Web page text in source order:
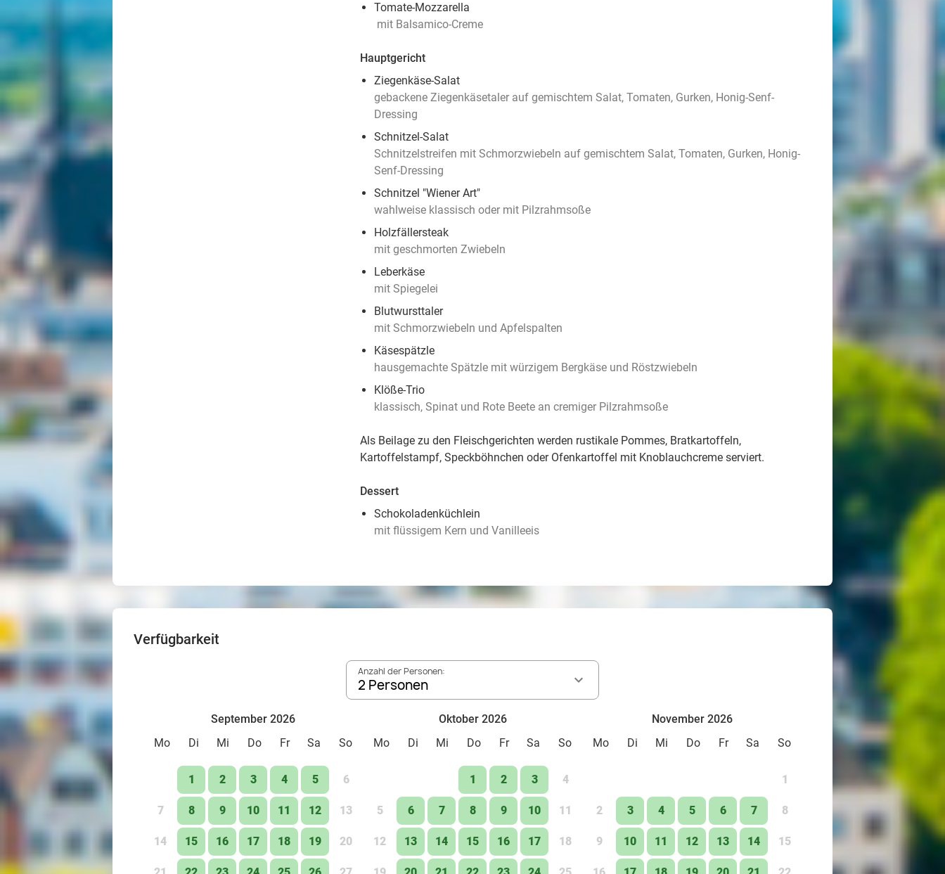
Tomate-Mozzarella
mit Balsamico-Creme
Hauptgericht
Ziegenkäse-Salat
gebackene Ziegenkäsetaler auf gemischtem Salat, Tomaten, Gurken, Honig-Senf-
Dressing
Schnitzel-Salat
Schnitzelstreifen mit Schmorzwiebeln auf gemischtem Salat, Tomaten, Gurken, Honig-
Senf-Dressing
Schnitzel "Wiener Art"
wahlweise klassisch oder mit Pilzrahmsoße
Holzfällersteak
mit geschmorten Zwiebeln
Leberkäse
mit Spiegelei
Blutwursttaler
mit Schmorzwiebeln und Apfelspalten
Käsespätzle
hausgemachte Spätzle mit würzigem Bergkäse und Röstzwiebeln
Klöße-Trio
klassisch, Spinat und Rote Beete an cremiger Pilzrahmsoße
Als Beilage zu den Fleischgerichten werden rustikale Pommes, Bratkartoffeln,
Kartoffelstampf, Speckböhnchen oder Ofenkartoffel mit Knoblauchcreme serviert.
Dessert
Schokoladenküchlein
mit flüssigem Kern und Vanilleeis
Verfügbarkeit
Anzahl der Personen:
2 Personen
September 2026
Mo
Di Mi Do Fr Sa So
1 2 3 4 5 6
7 8 9 10 11 12 13
14 15 16 17 18 19 20
Oktober 2026
Mo
Di Mi Do Fr Sa So
1 2 3 4
5 6 7 8 9 10 11
12 13 14 15 16 17 18
November 2026
Mo
Di Mi Do Fr Sa So
1
2 3 4 5 6 7 8
9 10 11 12 13 14 15